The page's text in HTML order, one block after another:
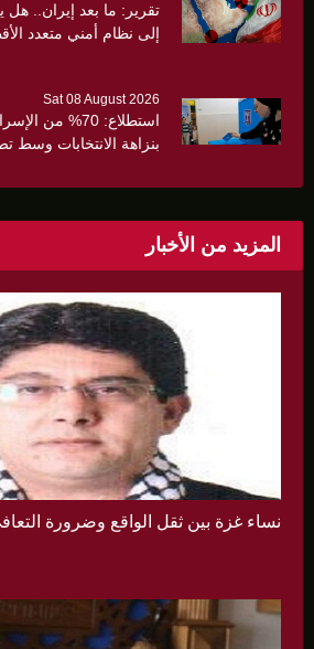
تقرير: ما بعد إيران..
إلى نظام أمني متعدد
Sat 08 August 2026
استطلاع: 70%
بنزاهة الانتخابات وسط
المزيد من الأخبار
نساء غزة بين ثقل الواقع وضرورة